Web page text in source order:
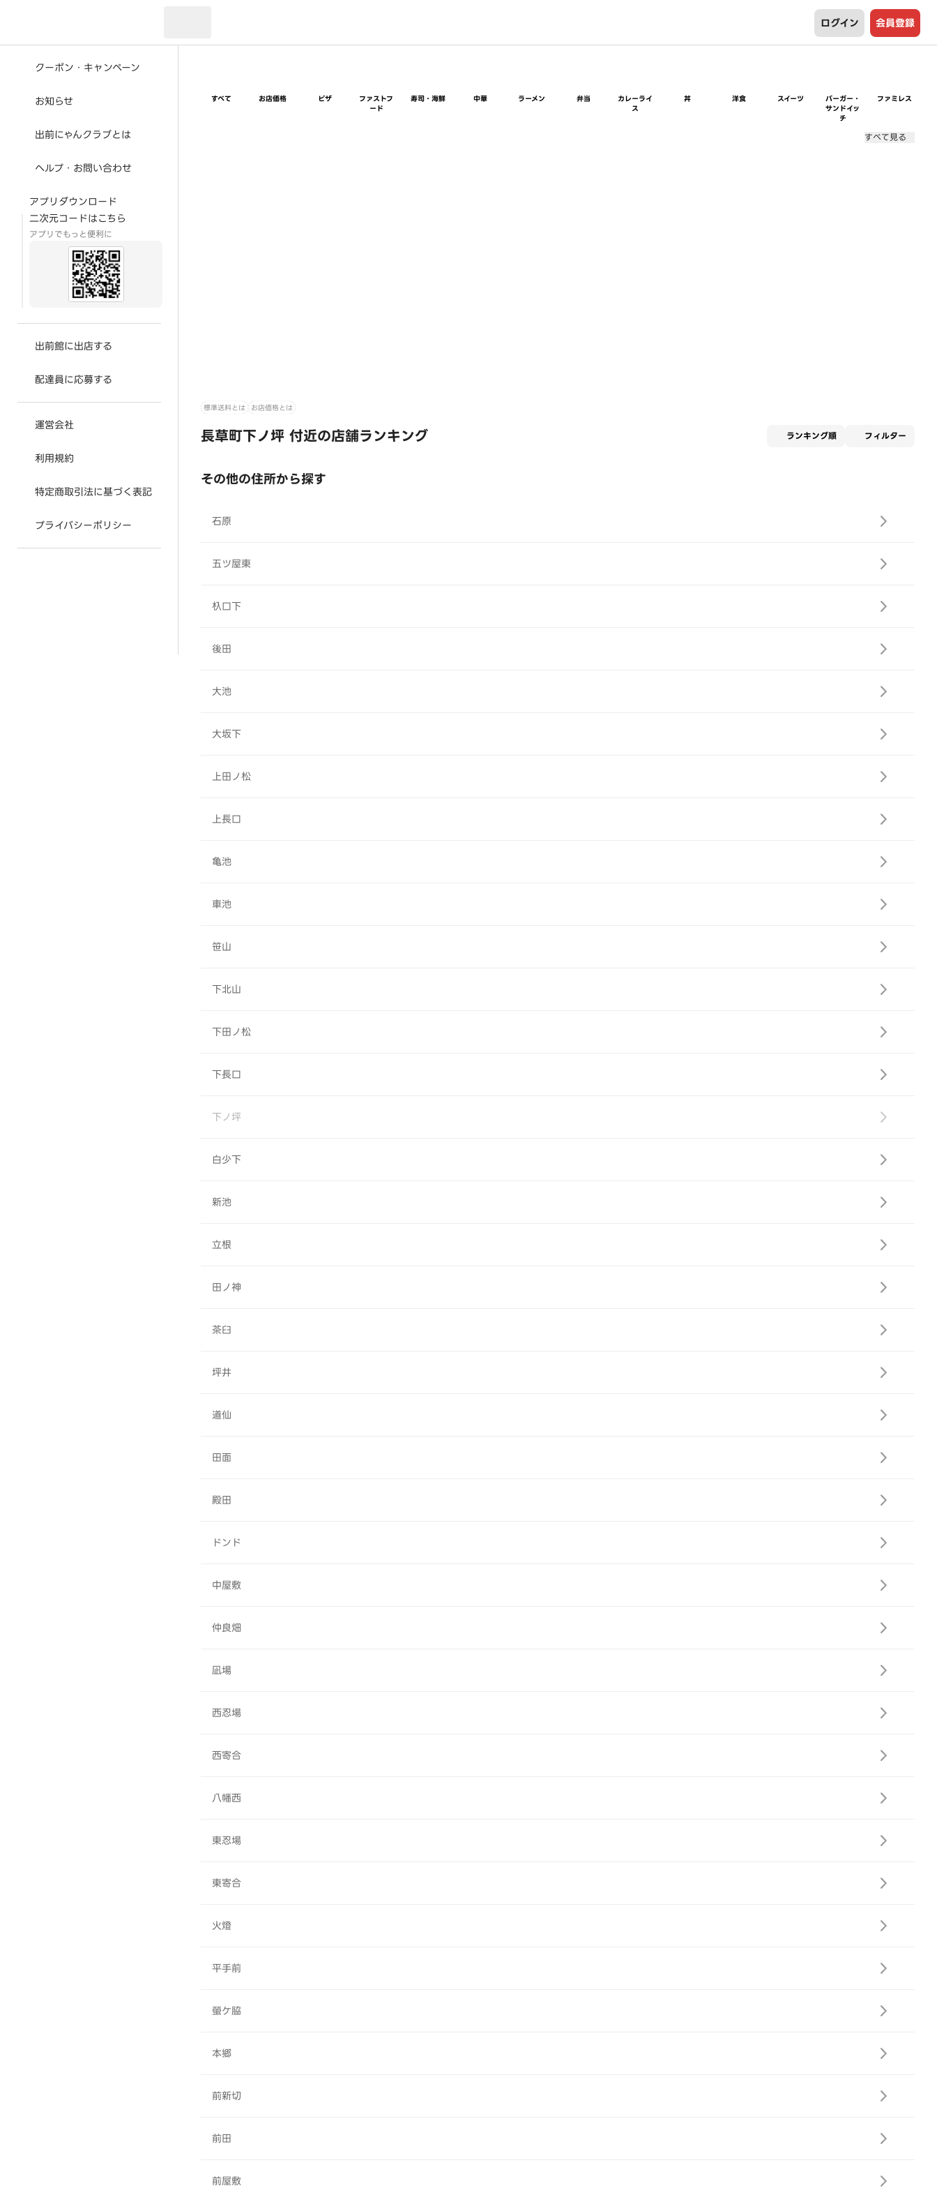
ログイン 会員登録
クーポン・キャンペーン
お知らせ
出前にゃんクラブとは
ヘルプ・お問い合わせ
アプリダウンロード
二次元コードはこちら
アプリでもっと便利に
出前館に出店する
配達員に応募する
運営会社
利用規約
特定商取引法に基づく表記
プライバシーポリシー
すべて お店価格 ピザ
ファストフ
ード
寿司・海鮮 中華 ラーメン 弁当
カレーライ
ス
丼 洋食 スイーツ
バーガー・
サンドイッ
チ
ファミレス
すべて見る
標準送料とは お店価格とは
長草町下ノ坪 付近の店舗ランキング ランキング順 フィルター
その他の住所から探す
石原
五ツ屋東
杁口下
後田
大池
大坂下
上田ノ松
上長口
亀池
車池
笹山
下北山
下田ノ松
下長口
下ノ坪
白少下
新池
立根
田ノ神
茶臼
坪井
道仙
田面
殿田
ドンド
中屋敷
仲良畑
凪場
西忍場
西寄合
八幡西
東忍場
東寄合
火燈
平手前
螢ケ脇
本郷
前新切
前田
前屋敷